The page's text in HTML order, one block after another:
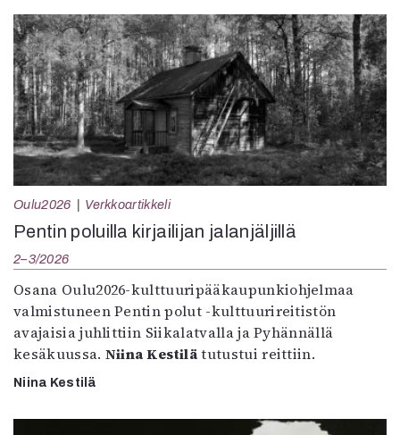
Oulu2026 Verkkoartikkeli
Pentin poluilla kirjailijan jalanjäljillä
2–3/2026
Osana Oulu2026-kulttuuripääkaupunkiohjelmaa
valmistuneen Pentin polut -kulttuurireitistön
avajaisia juhlittiin Siikalatvalla ja Pyhännällä
kesäkuussa. Niina Kestilätutustui reittiin.
Niina Kestilä